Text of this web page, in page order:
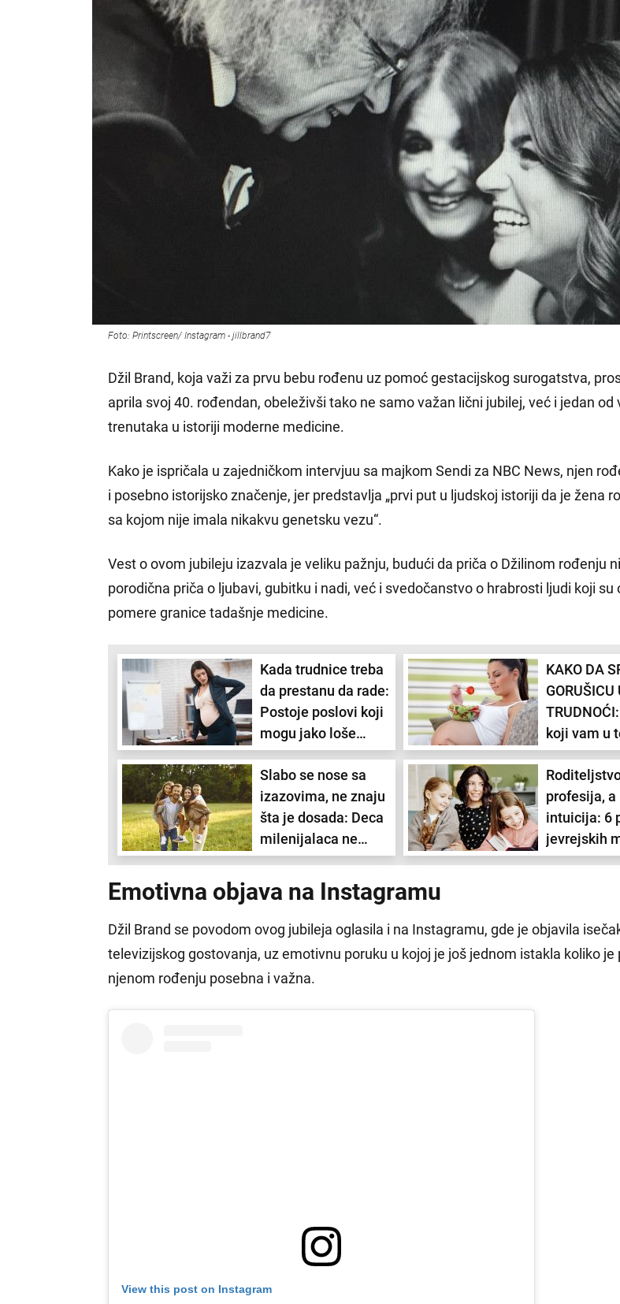
Foto: Printscreen/ Instagram - jillbrand7
Džil Brand, koja važi za prvu bebu rođenu uz pomoć gestacijskog surogatstva,
aprila svoj 40. rođendan, obeleživši tako ne samo važan lični jubilej, već i jedan od
trenutaka u istoriji moderne medicine.
Kako je ispričala u zajedničkom intervjuu sa majkom Sendi za NBC News, njen
i posebno istorijsko značenje, jer predstavlja „prvi put u ljudskoj istoriji da je žena
sa kojom nije imala nikakvu genetsku vezu“.
Vest o ovom jubileju izazvala je veliku pažnju, budući da priča o Džilinom rođenju
porodična priča o ljubavi, gubitku i nadi, već i svedočanstvo o hrabrosti ljudi koji su
pomere granice tadašnje medicine.
Kada trudnice treba
da prestanu da rade:
Postoje poslovi koji
mogu jako loše
uticati na razvoj
bebe
KAKO DA
GORUŠICU
koji vam u
mogu
Slabo se nose sa
izazovima, ne znaju
šta je dosada: Deca
milenijalaca ne
usvajaju ove
osnovne životne
veštine i to je
problem
profesija, a
intuicija: 6
jevrejskih
zbog kojih
Emotivna objava na Instagramu
Džil Brand se povodom ovog jubileja oglasila i na Instagramu, gde je objavila
televizijskog gostovanja, uz emotivnu poruku u kojoj je još jednom istakla koliko je
njenom rođenju posebna i važna.
View this post on Instagram
Sunce u
zdravlja i
sukobe